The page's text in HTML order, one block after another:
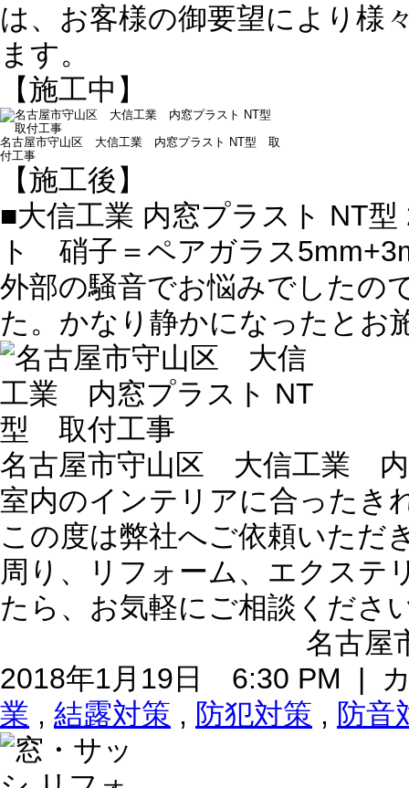
は、お客様の御要望により様
ます。
【施工中】
名古屋市守山区 大信工業 内窓プラスト NT型 取
付工事
【施工後】
■大信工業 内窓プラスト NT
ト 硝子＝ペアガラス
外部の騒音でお悩みでしたの
た。かなり静かになったとお
名古屋市守山区 大信工業
室内のインテリアに合ったき
この度は弊社へご依頼いただ
周り、リフォーム、エクステ
たら、お気軽にご相談くださ
名古屋
2018年1月19日 6:30 PM |
業 , 結露対策 , 防犯対策 , 防音